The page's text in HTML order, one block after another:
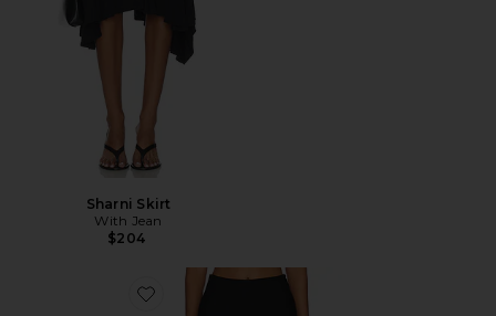
Sharni Skirt
With Jean
$204
Favorite Chaya Capri